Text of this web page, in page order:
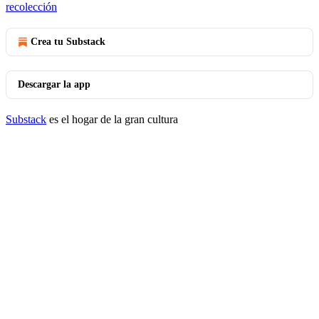
recolección
Crea tu Substack
Descargar la app
Substack es el hogar de la gran cultura